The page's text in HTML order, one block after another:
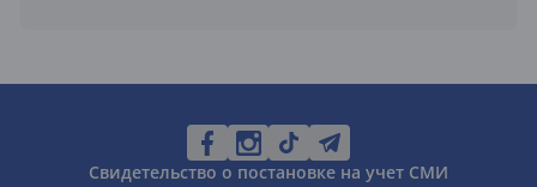
Свидетельство о постановке на учет СМИ